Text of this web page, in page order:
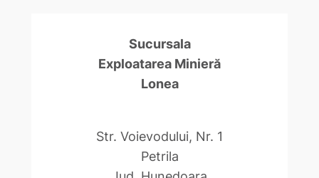
Sucursala
Exploatarea Minieră
Lonea
Str. Voievodului, Nr. 1
Petrila